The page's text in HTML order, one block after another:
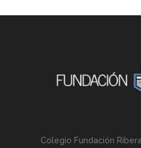
Colegio Fundación